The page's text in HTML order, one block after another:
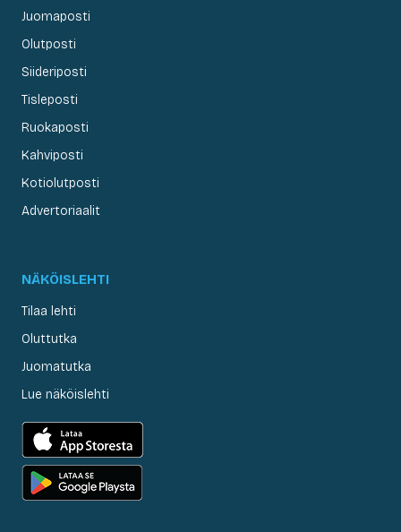
Juomaposti
Olutposti
Siideriposti
Tisleposti
Ruokaposti
Kahviposti
Kotiolutposti
Advertoriaalit
NÄKÖISLEHTI
Tilaa lehti
Oluttutka
Juomatutka
Lue näköislehti